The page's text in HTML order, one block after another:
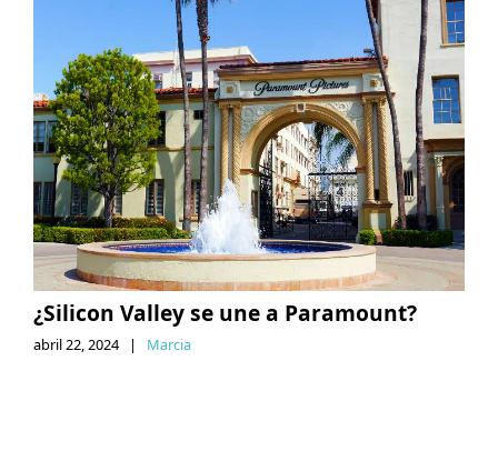
¿Silicon Valley se une a Paramount?
abril 22, 2024 | Marcia